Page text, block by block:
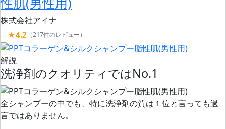
株式会社アイナ
★4.2 （217件のレビュー）
解説
洗浄剤のクオリティではNo.1
全シャンプーの中でも、特に洗浄剤の質は１位と言っても過
言ではありません。